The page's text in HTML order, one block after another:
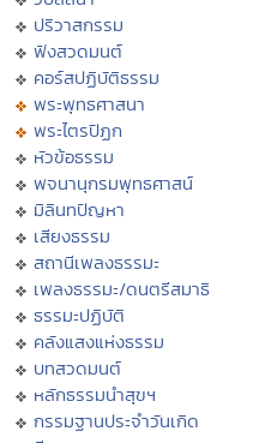
ปริวาสกรรม
ฟังสวดมนต์
คอร์สปฏิบัติธรรม
พระพุทธศาสนา
พระไตรปิฏก
หัวข้อธรรม
พจนานุกรมพุทธศาสน์
มิลินทปัญหา
เสียงธรรม
สถานีเพลงธรรมะ
เพลงธรรมะ/ดนตรีสมาธิ
ธรรมะปฏิบัติ
คลังแสงแห่งธรรม
บทสวดมนต์
หลักธรรมนำสุขฯ
กรรมฐานประจำวันเกิด